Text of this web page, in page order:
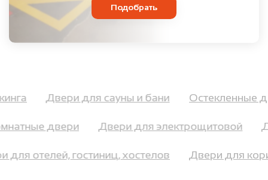
Подобрать
Двери для сауны и бани
двери Двери для электрощитовой
для отелей, гостиниц, хостелов Двери для